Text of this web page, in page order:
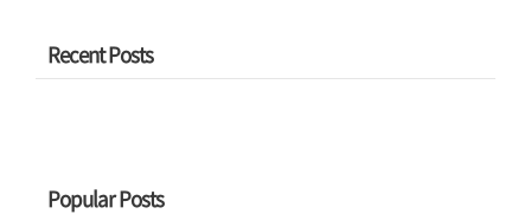
Recent Posts
Popular Posts